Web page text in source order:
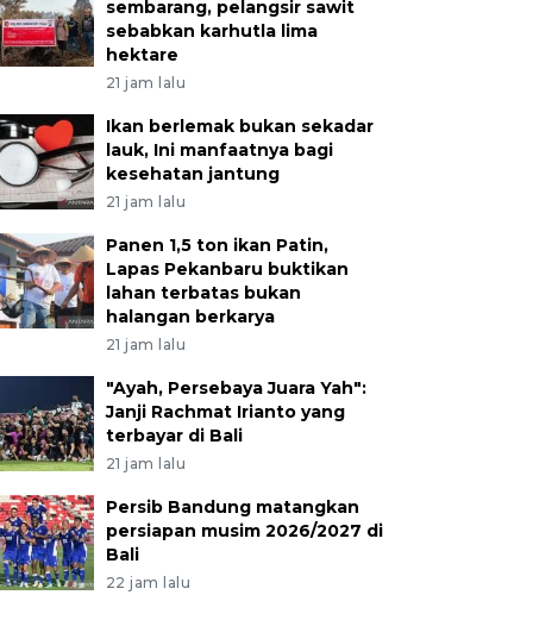
sembarang, pelangsir sawit
sebabkan karhutla lima
hektare
21 jam lalu
Ikan berlemak bukan sekadar
lauk, Ini manfaatnya bagi
kesehatan jantung
21 jam lalu
Panen 1,5 ton ikan Patin,
Lapas Pekanbaru buktikan
lahan terbatas bukan
halangan berkarya
21 jam lalu
"Ayah, Persebaya Juara Yah":
Janji Rachmat Irianto yang
terbayar di Bali
21 jam lalu
Persib Bandung matangkan
persiapan musim 2026/2027 di
Bali
22 jam lalu